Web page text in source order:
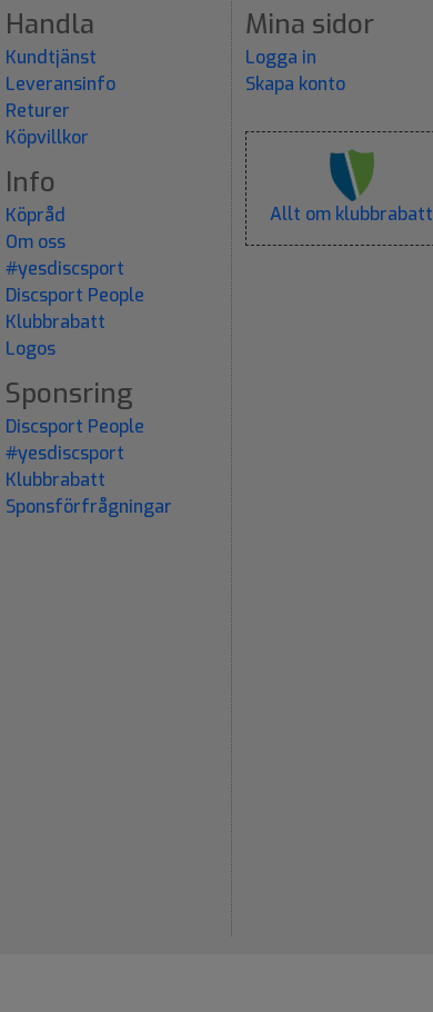
Handla
Kundtjänst
Leveransinfo
Returer
Köpvillkor
Info
Köpråd
Om oss
#yesdiscsport
Discsport People
Klubbrabatt
Logos
Sponsring
Discsport People
#yesdiscsport
Klubbrabatt
Sponsförfrågningar
Mina sidor
Logga in
Skapa konto
Allt om klubbrabatt